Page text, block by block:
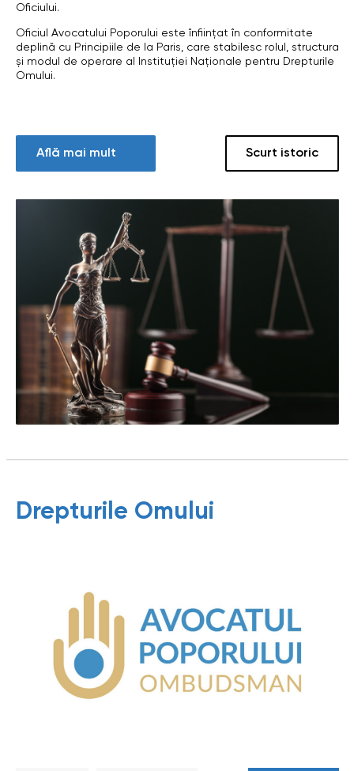
Oficiului.
Oficiul Avocatului Poporului este înființat în conformitate
deplină cu Principiile de la Paris, care stabilesc rolul, structura
și modul de operare al Instituției Naționale pentru Drepturile
Omului.
Află mai mult Scurt istoric
Drepturile Omului